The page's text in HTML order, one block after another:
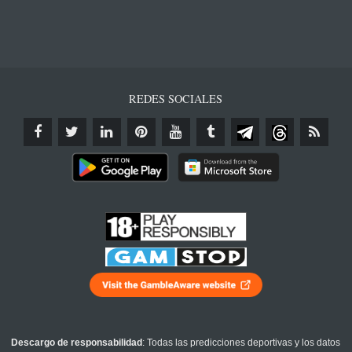
REDES SOCIALES
Descargo de responsabilidad : Todas las predicciones deportivas y los datos